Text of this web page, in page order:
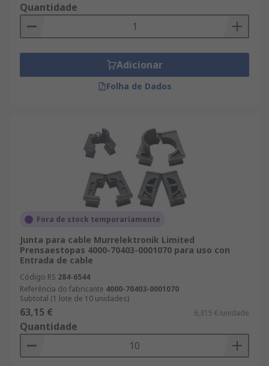
Quantidade
Adicionar
Folha de Dados
Fora de stock temporariamente
Junta para cable Murrelektronik Limited
Prensaestopas 4000-70403-0001070 para uso con
Entrada de cable
Código RS 284-6544
Referência do fabricante 4000-70403-0001070
Subtotal (1 lote de 10 unidades)
63,15 € 6,315 €/unidade
Quantidade